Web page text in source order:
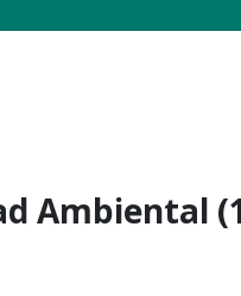
Ambiental